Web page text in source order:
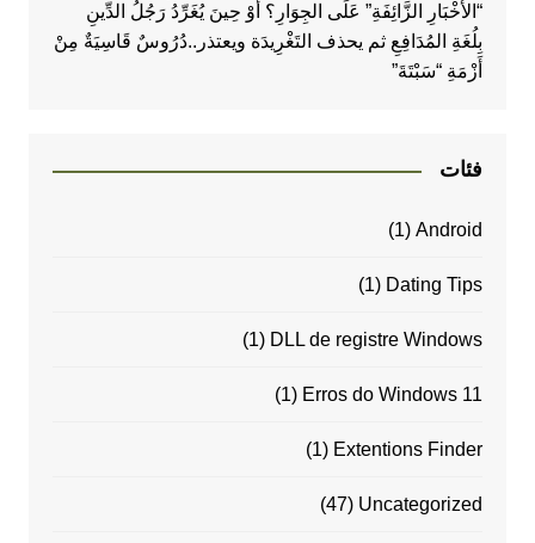
“الأَخْبَارِ الزَّائِفَةِ” عَلَى الجِوَارِ؟ أَوْ حِينَ يُغَرِّدُ رَجُلُ الدِّينِ
بِلُغَةِ المُدَافِعِ ثم يحذف التَغْرِيدَة ويعتذر..دُرُوسٌ قَاسِيَةٌ مِنْ
أَزْمَةِ “سَبْتَةَ”
فئات
Android
(1)
Dating Tips
(1)
DLL de registre Windows
(1)
Erros do Windows 11
(1)
Extentions Finder
(1)
Uncategorized
(47)